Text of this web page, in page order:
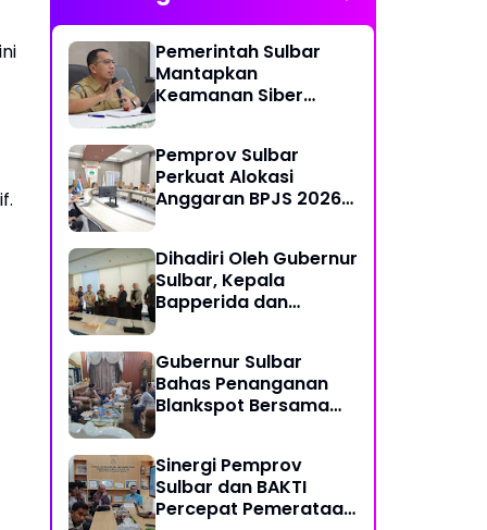
Pemerintah Sulbar
Mantapkan
Keamanan Siber
Enam Kabupaten
Pemprov Sulbar
Perkuat Alokasi
Anggaran BPJS 2026
Dihadiri Oleh Gubernur
Sulbar, Kepala
Bapperida dan
Titik Akses Internet
Gubernur Sulbar
Bahas Penanganan
Blankspot Bersama
Sinergi Pemprov
Sulbar dan BAKTI
Percepat Pemerataan